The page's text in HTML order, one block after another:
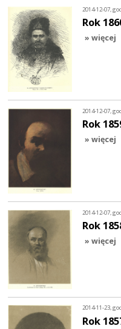
2014-12-07,
Rok
» więcej
2014-12-07,
Rok
» więcej
2014-12-07,
Rok
» więcej
2014-11-23,
Rok